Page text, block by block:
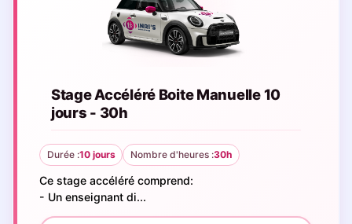
Stage Accéléré Boite Manuelle 10
jours - 30h
Durée :10 jours Nombre d'heures :30h
Ce stage accéléré comprend:
- Un enseignant di...